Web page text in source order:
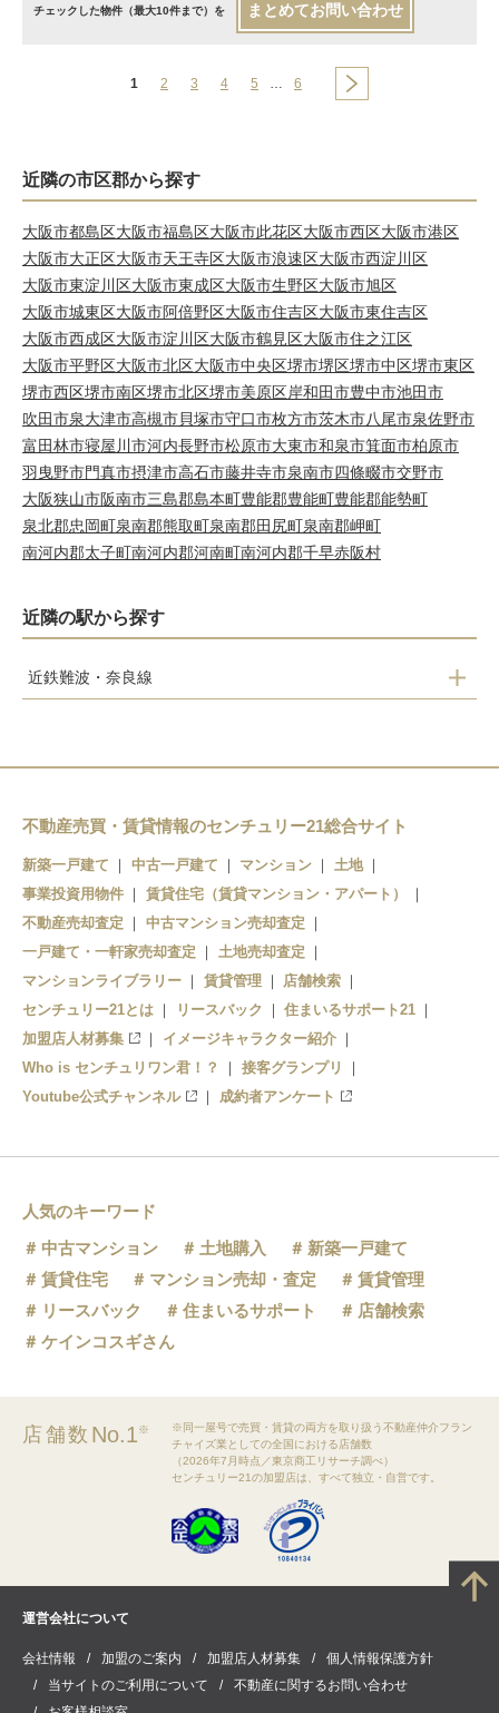
チェックした物件（最大10件まで）を まとめてお問い合わせ
1 2 3 4 5 … 6
近隣の市区郡から探す
大阪市都島区大阪市福島区大阪市此花区大阪市西区大阪市港区
大阪市大正区大阪市天王寺区大阪市浪速区大阪市西淀川区
大阪市東淀川区大阪市東成区大阪市生野区大阪市旭区
大阪市城東区大阪市阿倍野区大阪市住吉区大阪市東住吉区
大阪市西成区大阪市淀川区大阪市鶴見区大阪市住之江区
大阪市平野区大阪市北区大阪市中央区堺市堺区堺市中区堺市東区
堺市西区堺市南区堺市北区堺市美原区岸和田市豊中市池田市
吹田市泉大津市高槻市貝塚市守口市枚方市茨木市八尾市泉佐野市
富田林市寝屋川市河内長野市松原市大東市和泉市箕面市柏原市
羽曳野市門真市摂津市高石市藤井寺市泉南市四條畷市交野市
大阪狭山市阪南市三島郡島本町豊能郡豊能町豊能郡能勢町
泉北郡忠岡町泉南郡熊取町泉南郡田尻町泉南郡岬町
南河内郡太子町南河内郡河南町南河内郡千早赤阪村
近隣の駅から探す
近鉄難波・奈良線
額田
不動産売買・賃貸情報のセンチュリー21総合サイト
新築一戸建て 中古一戸建て マンション
土地
事業投資用物件
賃貸住宅（賃貸マンション・アパート）
不動産売却査定
中古マンション売却査定
一戸建て・一軒家売却査定
土地売却査定
マンションライブラリー
賃貸管理
店舗検索
センチュリー21とは
リースバック
住まいるサポート21
加盟店人材募集
イメージキャラクター紹介
Who is センチュリワン君！？
接客グランプリ
Youtube公式チャンネル
成約者アンケート
人気のキーワード
中古マンション
土地購入
新築一戸建て
賃貸住宅
マンション売却・査定
賃貸管理
リースバック
住まいるサポート
店舗検索
ケインコスギさん
店舗数 No.1※
※同一屋号で売買・賃貸の両方を取り扱う不動産仲介フラン
チャイズ業としての全国における店舗数
（2026年7月時点／東京商工リサーチ調べ）
センチュリー21の加盟店は、すべて独立・自営です。
運営会社について
会社情報 加盟のご案内 加盟店人材募集
個人情報保護方針
当サイトのご利用について
不動産に関するお問い合わせ